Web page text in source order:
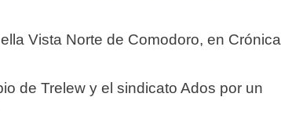
Vista Norte de Comodoro, en Crónica
de Trelew y el sindicato Ados por un